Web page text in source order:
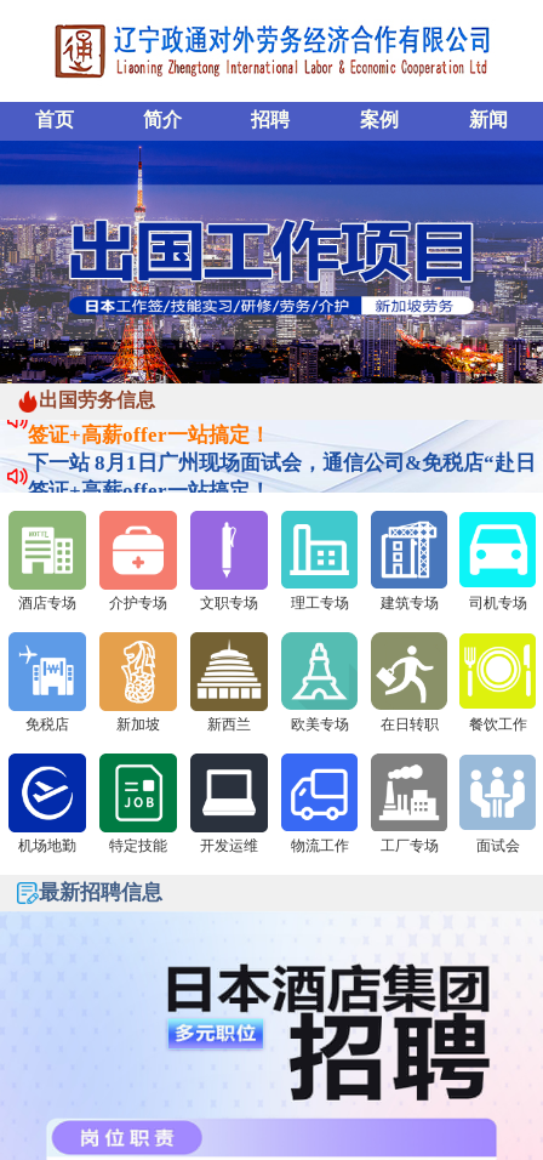
首页 简介 招聘 案例 新闻
出国劳务信息
下一站 8月1日广州现场面试会，通信公司&免税店“赴日
签证+高薪offer一站搞定！
下一站 8月1日广州现场面试会，通信公司&免税店“赴日
签证+高薪offer一站搞定！
下一站 8月1日广州现场面试会，通信公司&免税店“赴日
签证+高薪offer一站搞定！
下一站 8月1日广州现场面试会，通信公司&免税店“赴日
酒店专场 介护专场 文职专场 理工专场 建筑专场 司机专场
免税店 新加坡 新西兰 欧美专场 在日转职 餐饮工作
机场地勤 特定技能 开发运维 物流工作 工厂专场 面试会
最新招聘信息